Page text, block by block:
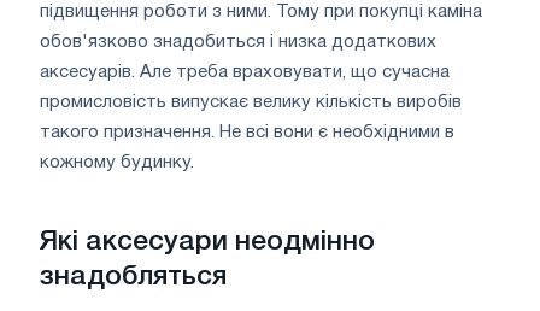
підвищення роботи з ними. Тому при покупці каміна
обов'язково знадобиться і низка додаткових
аксесуарів. Але треба враховувати, що сучасна
промисловість випускає велику кількість виробів
такого призначення. Не всі вони є необхідними в
кожному будинку.
Які аксесуари неодмінно
знадобляться